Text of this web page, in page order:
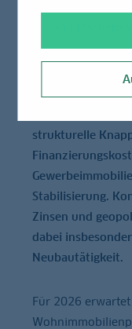
und raschere
Der deutsche
strukturelle
Stabilisierung.
Zinsen und
dabei
Neubautätigkeit.
Für 2026 erwartet